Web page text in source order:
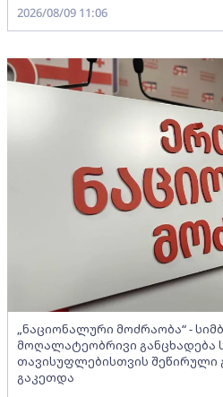
2026/08/09 11:06
„ნაციონალური მოძრაობა“ -
მოღალატეობრივი განცხადება
თავისუფლებისთვის შეწირული
გაკეთდა